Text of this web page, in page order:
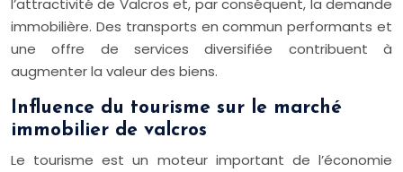
l’attractivité de Valcros et, par conséquent, la demande
immobilière. Des transports en commun performants et
une offre de services diversifiée contribuent à
augmenter la valeur des biens.
Influence du tourisme sur le marché
immobilier de valcros
Le tourisme est un moteur important de l’économie